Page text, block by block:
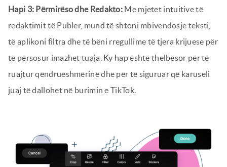
Hapi 3: Përmirëso dhe Redakto: Me mjetet intuitive të
redaktimit të Publer, mund të shtoni mbivendosje teksti,
të aplikoni filtra dhe të bëni rregullime të tjera krijuese për
të përsosur imazhet tuaja. Ky hap është thelbësor për të
ruajtur qëndrueshmërinë dhe për të siguruar që karuseli
juaj të dallohet në burimin e TikTok.